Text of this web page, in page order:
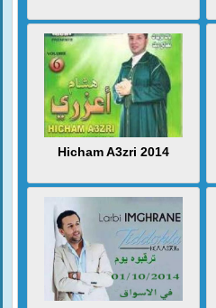
Hicham A3zri 2014